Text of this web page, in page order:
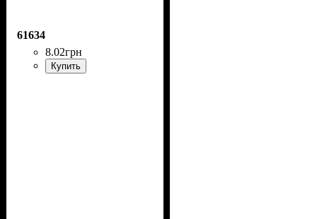
61634
8.02грн
Купить